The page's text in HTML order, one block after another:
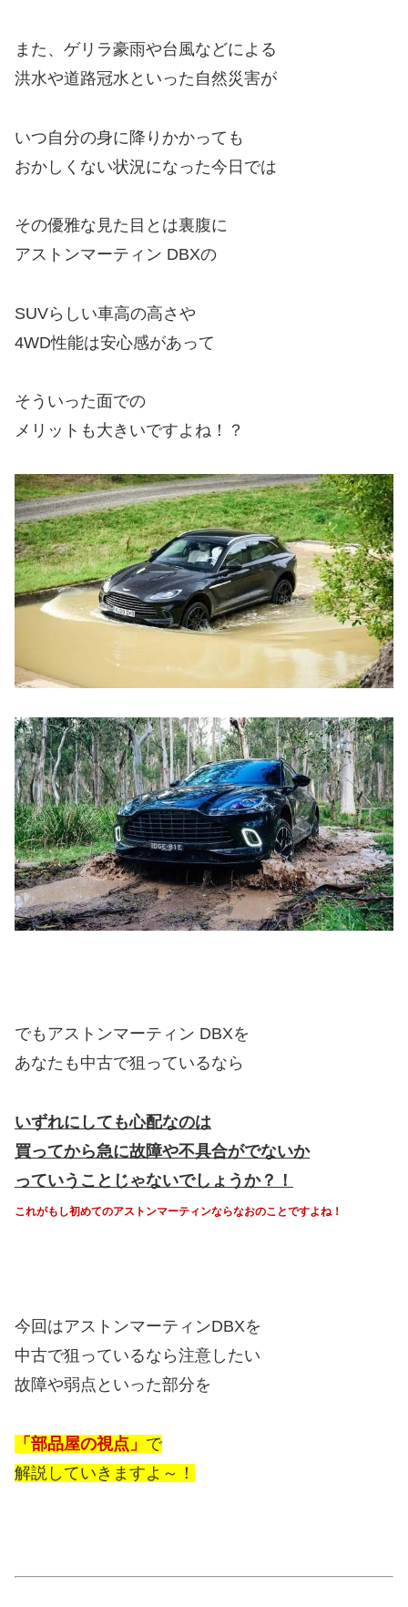
また、ゲリラ豪雨や台風などによる
洪水や道路冠水といった自然災害が
いつ自分の身に降りかかっても
おかしくない状況になった今日では
その優雅な見た目とは裏腹に
アストンマーティン DBXの
SUVらしい車高の高さや
4WD性能は安心感があって
そういった面での
メリットも大きいですよね！？
でもアストンマーティン DBXを
あなたも中古で狙っているなら
いずれにしても心配なのは
買ってから急に故障や不具合がでないか
っていうことじゃないでしょうか？！
これがもし初めてのアストンマーティンならなおのことですよね！
今回はアストンマーティンDBXを
中古で狙っているなら注意したい
故障や弱点といった部分を
「部品屋の視点」 で
解説していきますよ～！